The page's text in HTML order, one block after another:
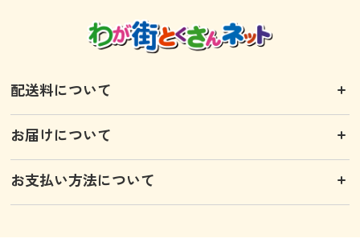
配送料について
お届けについて
お支払い方法について